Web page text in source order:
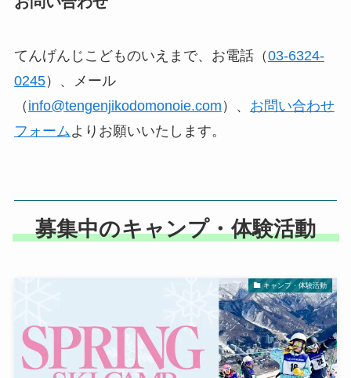
てんげんじこどものいえまで、お電話（03-6324-
0245）、メール
（ info@tengenjikodomonoie.com ）、 お問い合わせ
フォームよりお願いいたします。
募集中のキャンプ・体験活動
キャンプ・体験活動